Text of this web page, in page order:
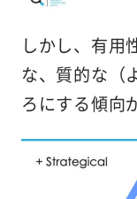
しかし、有用
な、質的な（
ろにする傾向